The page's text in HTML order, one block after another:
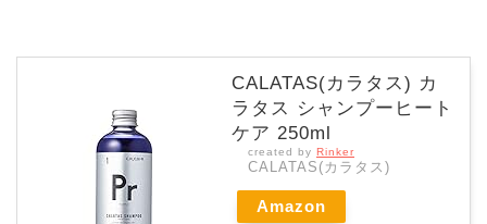
CALATAS(カラタス) カ
ラタス シャンプーヒート
ケア 250ml
created by Rinker
CALATAS(カラタス)
Amazon